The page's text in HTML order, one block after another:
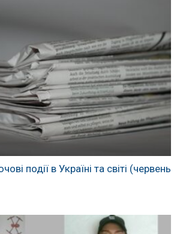
події в Україні та світі (червень